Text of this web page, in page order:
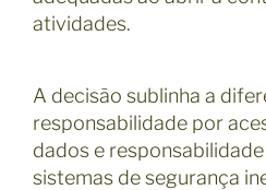
atividades.
A decisão sublinha a
responsabilidade por
dados e
sistemas de segurança